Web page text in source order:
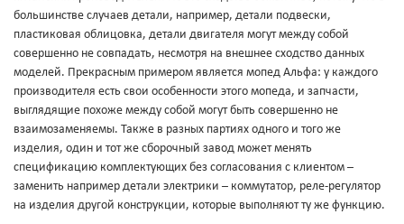
большинстве случаев детали, например, детали подвески,
пластиковая облицовка, детали двигателя могут между собой
совершенно не совпадать, несмотря на внешнее сходство данных
моделей. Прекрасным примером является мопед Альфа: у каждого
производителя есть свои особенности этого мопеда, и запчасти,
выглядящие похоже между собой могут быть совершенно не
взаимозаменяемы. Также в разных партиях одного и того же
изделия, один и тот же сборочный завод может менять
спецификацию комплектующих без согласования с клиентом –
заменить например детали электрики – коммутатор, реле-регулятор
на изделия другой конструкции, которые выполняют ту же функцию.